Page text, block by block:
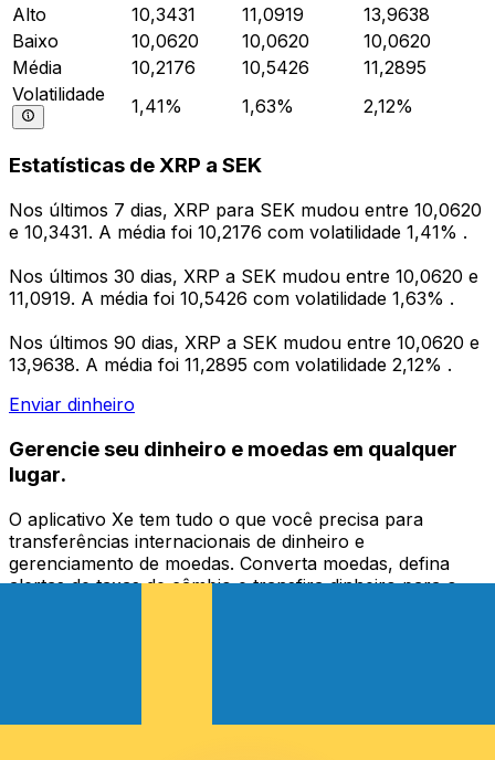
Alto
10,3431 11,0919
13,9638
Baixo
10,0620 10,0620
10,0620
Média
10,2176 10,5426
11,2895
Volatilidade
1,41% 1,63% 2,12%
Estatísticas de XRP a SEK
Nos últimos 7 dias, XRP para SEK mudou entre 10,0620
e 10,3431. A média foi 10,2176 com volatilidade 1,41% .
Nos últimos 30 dias, XRP a SEK mudou entre 10,0620 e
11,0919. A média foi 10,5426 com volatilidade 1,63% .
Nos últimos 90 dias, XRP a SEK mudou entre 10,0620 e
13,9638. A média foi 11,2895 com volatilidade 2,12% .
Enviar dinheiro
Gerencie seu dinheiro e moedas em qualquer
lugar.
O aplicativo Xe tem tudo o que você precisa para
transferências internacionais de dinheiro e
gerenciamento de moedas. Converta moedas, defina
alertas de taxas de câmbio e transfira dinheiro para o